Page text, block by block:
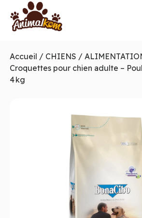
Accueil / CHIENS /
Croquettes pour chien adulte –
4 kg